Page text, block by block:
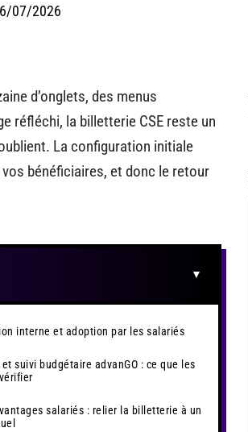
07/2026
d’onglets, des menus
réfléchi, la billetterie CSE reste un
La configuration initiale
bénéficiaires, et donc le retour
interne et adoption par les salariés
suivi budgétaire advanGO : ce que les
salariés : relier la billetterie à un